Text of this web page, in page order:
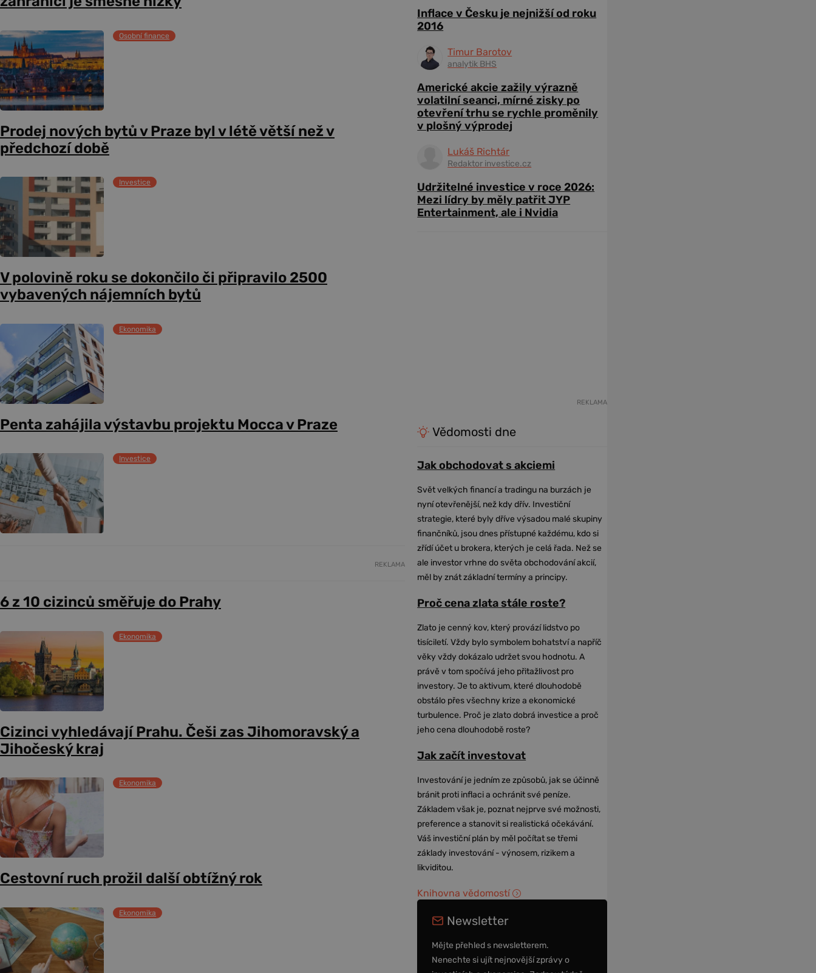
Osobní finance
Prodej nových bytů v Praze byl v létě větší než v
předchozí době
Investice
V polovině roku se dokončilo či připravilo 2500
vybavených nájemních bytů
Ekonomika
Penta zahájila výstavbu projektu Mocca v Praze
Investice
REKLAMA
6 z 10 cizinců směřuje do Prahy
Ekonomika
Cizinci vyhledávají Prahu. Češi zas Jihomoravský a
Jihočeský kraj
Ekonomika
Cestovní ruch prožil další obtížný rok
Ekonomika
Inflace v Česku je nejnižší od roku
2016
Timur Barotov
analytik BHS
Americké akcie zažily výrazně
volatilní seanci, mírné zisky po
otevření trhu se rychle proměnily
v plošný výprodej
Lukáš Richtár
Redaktor investice.cz
Udržitelné investice v roce 2026:
Mezi lídry by měly patřit JYP
Entertainment, ale i Nvidia
REKLAMA
Vědomosti dne
Jak obchodovat s akciemi
Svět velkých financí a tradingu na burzách je
nyní otevřenější, než kdy dřív. Investiční
strategie, které byly dříve výsadou malé skupiny
finančníků, jsou dnes přístupné každému, kdo si
zřídí účet u brokera, kterých je celá řada. Než se
ale investor vrhne do světa obchodování akcií,
měl by znát základní termíny a principy.
Proč cena zlata stále roste?
Zlato je cenný kov, který provází lidstvo po
tisíciletí. Vždy bylo symbolem bohatství a napříč
věky vždy dokázalo udržet svou hodnotu. A
právě v tom spočívá jeho přitažlivost pro
investory. Je to aktivum, které dlouhodobě
obstálo přes všechny krize a ekonomické
turbulence. Proč je zlato dobrá investice a proč
jeho cena dlouhodobě roste?
Jak začít investovat
Investování je jedním ze způsobů, jak se účinně
bránit proti inflaci a ochránit své peníze.
Základem však je, poznat nejprve své možnosti,
preference a stanovit si realistická očekávání.
Váš investiční plán by měl počítat se třemi
základy investování - výnosem, rizikem a
likviditou.
Knihovna vědomostí
Newsletter
Mějte přehled s newsletterem.
Nenechte si ujít nejnovější zprávy o